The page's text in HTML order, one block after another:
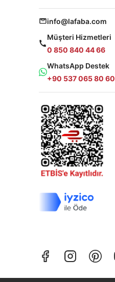
info@lafaba.com
Müşteri Hizmetleri
0 850 840 44 66
WhatsApp Destek
+90 537 065 80 60